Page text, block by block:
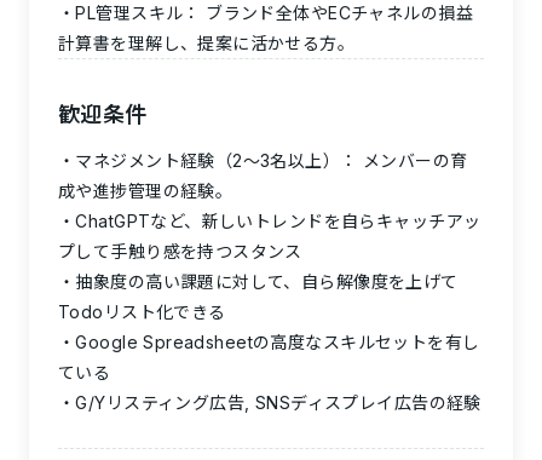
PL管理スキル： ブランド全体やECチャネルの損益
計算書を理解し、提案に活かせる方。
歓迎条件
マネジメント経験（2〜3名以上）： メンバーの育
成や進捗管理の経験。
ChatGPTなど、新しいトレンドを自らキャッチアッ
プして手触り感を持つスタンス
抽象度の高い課題に対して、自ら解像度を上げて
Todoリスト化できる
Google Spreadsheetの高度なスキルセットを有し
ている
G/Yリスティング広告, SNSディスプレイ広告の経験